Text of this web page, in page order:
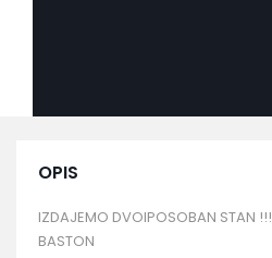
OPIS
IZDAJEMO DVOIPOSOBAN STAN !!!
BASTON